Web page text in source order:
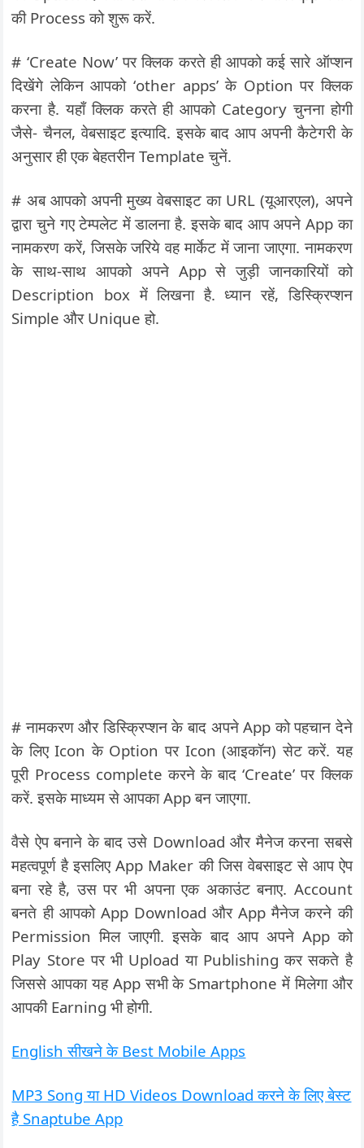
की Process को शुरू करें.
# ‘Create Now’ पर क्लिक करते ही आपको कई सारे ऑप्शन
दिखेंगे लेकिन आपको ‘other apps’ के Option पर क्लिक
करना है. यहाँ क्लिक करते ही आपको Category चुनना होगी
जैसे- चैनल, वेबसाइट इत्यादि. इसके बाद आप अपनी कैटेगरी के
अनुसार ही एक बेहतरीन Template चुनें.
# अब आपको अपनी मुख्य वेबसाइट का URL (यूआरएल), अपने
द्वारा चुने गए टेम्पलेट में डालना है. इसके बाद आप अपने App का
नामकरण करें, जिसके जरिये वह मार्केट में जाना जाएगा. नामकरण
के साथ-साथ आपको अपने App से जुड़ी जानकारियों को
Description box में लिखना है. ध्यान रहें, डिस्क्रिप्शन
Simple और Unique हो.
# नामकरण और डिस्क्रिप्शन के बाद अपने App को पहचान देने
के लिए Icon के Option पर Icon (आइकॉन) सेट करें. यह
पूरी Process complete करने के बाद ‘Create’ पर क्लिक
करें. इसके माध्यम से आपका App बन जाएगा.
वैसे ऐप बनाने के बाद उसे Download और मैनेज करना सबसे
महत्वपूर्ण है इसलिए App Maker की जिस वेबसाइट से आप ऐप
बना रहे है, उस पर भी अपना एक अकाउंट बनाए. Account
बनते ही आपको App Download और App मैनेज करने की
Permission मिल जाएगी. इसके बाद आप अपने App को
Play Store पर भी Upload या Publishing कर सकते है
जिससे आपका यह App सभी के Smartphone में मिलेगा और
आपकी Earning भी होगी.
English सीखने के Best Mobile Apps
MP3 Song या HD Videos Download करने के लिए बेस्ट
है Snaptube App